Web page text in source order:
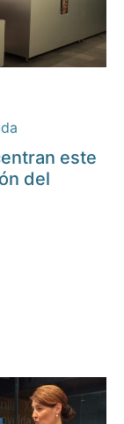
este
del